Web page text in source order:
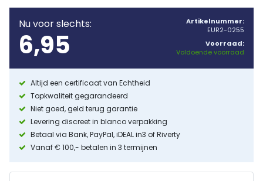
Nu voor slechts:
6,95
Artikelnummer:
EUR2-0255
Voorraad:
Voldoende voorraad
Altijd een certificaat van Echtheid
Topkwaliteit gegarandeerd
Niet goed, geld terug garantie
Levering discreet in blanco verpakking
Betaal via Bank, PayPal, iDEAL in3 of Riverty
Vanaf € 100,- betalen in 3 termijnen